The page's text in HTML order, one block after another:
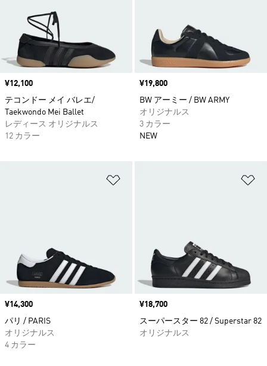
価格
¥12,100
テコンドー メイ バレエ/
Taekwondo Mei Ballet
レディース オリジナルス
12 カラー
価格
¥19,800
BW アーミー / BW ARMY
オリジナルス
3 カラー
NEW
価格
¥14,300
パリ / PARIS
オリジナルス
4 カラー
価格
¥18,700
スーパースター 82 / Superstar 82
オリジナルス